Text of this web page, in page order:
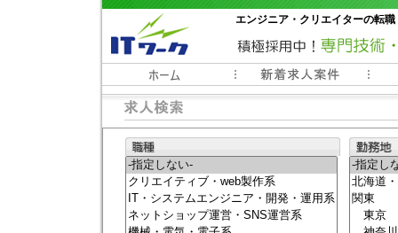
エンジニア・クリエイターの転
常時3000件以上の求人情報掲載中